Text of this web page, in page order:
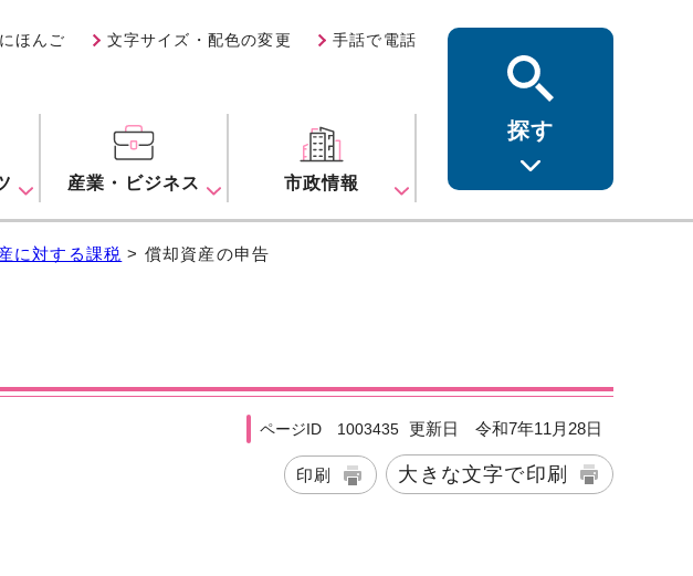
ほんご 文字サイズ・配色の変更 手話で電話
産業・ビジネス 市政情報
探す
に対する課税 > 償却資産の申告
ページID 1003435 更新日 令和7年11月28日
印刷 大きな文字で印刷